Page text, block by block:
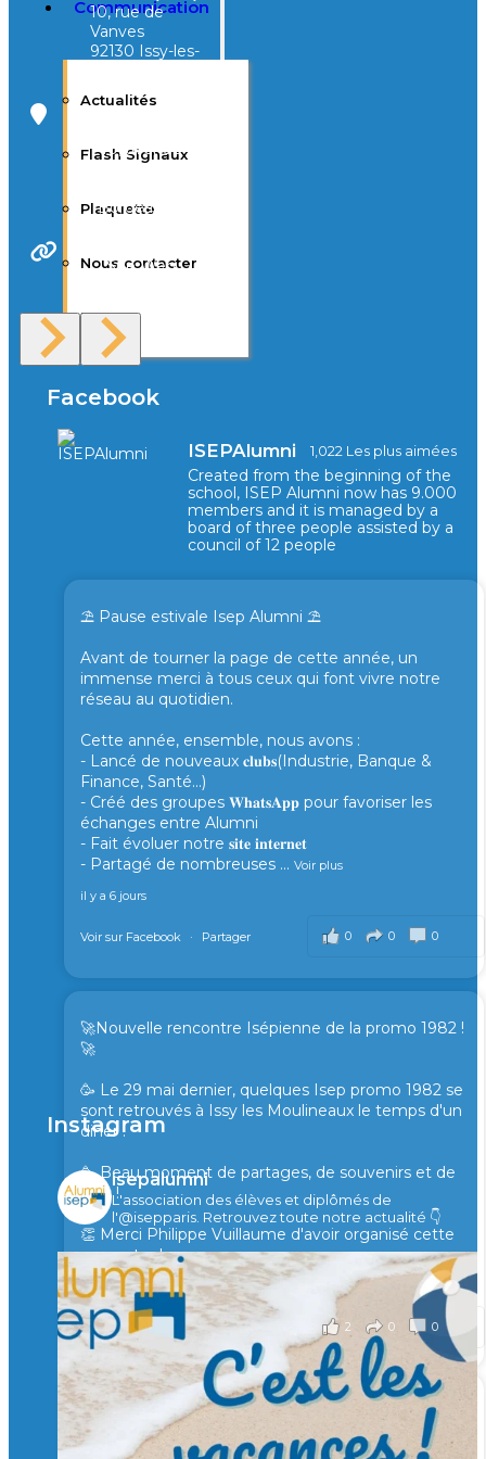
Communication
Actualités
Flash Signaux
Plaquette
Nous contacter
F.A.Q
10, rue de
Vanves
92130 Issy-les-
40, avenue
d’Eysines
Bordeaux
Site Web
Facebook
ISEPAlumni 1,022 Les plus aimées
Created from the beginning of the
school, ISEP Alumni now has 9.000
members and it is managed by a
board of three people assisted by a
council of 12 people
⛱️ Pause estivale Isep Alumni ⛱️
Avant de tourner la page de cette année, un
immense merci à tous ceux qui font vivre notre
réseau au quotidien.
Cette année, ensemble, nous avons :
- Lancé de nouveaux 𝐜𝐥𝐮𝐛𝐬(Industrie, Banque &
Finance, Santé...)
- Créé des groupes 𝐖𝐡𝐚𝐭𝐬𝐀𝐩𝐩 pour favoriser les
échanges entre Alumni
- Fait évoluer notre 𝐬𝐢𝐭𝐞 𝐢𝐧𝐭𝐞𝐫𝐧𝐞𝐭
- Partagé de nombreuses ... Voir plus
il y a 6 jours
0 0 0
Voir sur Facebook · Partager
🚀Nouvelle rencontre Isépienne de la promo 1982 !
🚀
🥳 Le 29 mai dernier, quelques Isep promo 1982 se
sont retrouvés à Issy les Moulineaux le temps d'un
diner !
🥳 Beau moment de partages, de souvenirs et de
rires !
👏 Merci Philippe Vuillaume d'avoir organisé cette
rencontre !
il y a 2 mois
2 0 0
Voir sur Facebook · Partager
🙏 Soutenez l’Isep via la taxe d’apprentissage 2026
et contribuons ensemble à former les générations
d’ingénieurs de demain. 🙏
Instagram
isepalumni
L'association des élèves et diplômés de
l'@isepparis. Retrouvez toute notre actualité 👇